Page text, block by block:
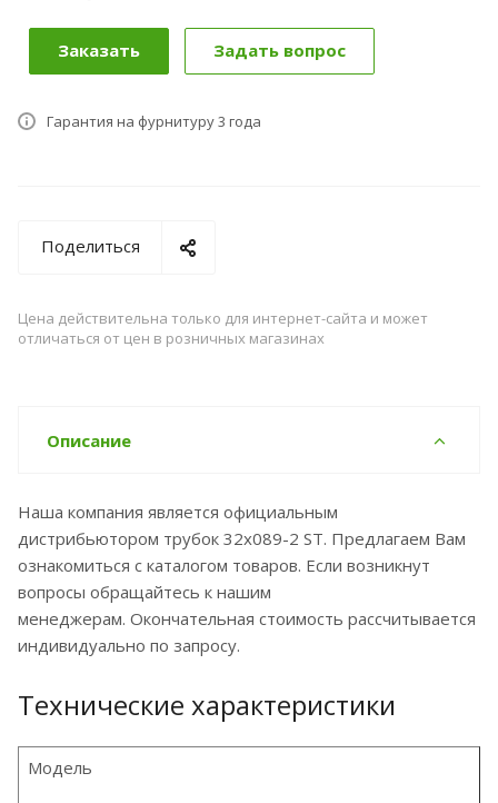
Заказать Задать вопрос
Гарантия на фурнитуру 3 года
Поделиться
Цена действительна только для интернет-сайта и может
отличаться от цен в розничных магазинах
Описание
Наша компания является официальным
дистрибьютором трубок 32x089-2 ST. Предлагаем Вам
ознакомиться с каталогом товаров. Если возникнут
вопросы обращайтесь к нашим
менеджерам. Окончательная стоимость рассчитывается
индивидуально по запросу.
Технические характеристики
Модель